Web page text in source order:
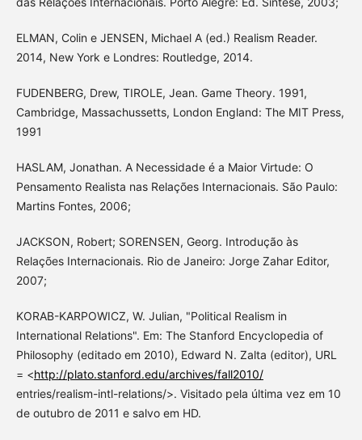
ELMAN, Colin e JENSEN, Michael A (ed.) Realism Reader.
2014, New York e Londres: Routledge, 2014.
FUDENBERG, Drew, TIROLE, Jean. Game Theory. 1991,
Cambridge, Massachussetts, London England: The MIT Press,
1991
HASLAM, Jonathan. A Necessidade é a Maior Virtude: O
Pensamento Realista nas Relações Internacionais. São Paulo:
Martins Fontes, 2006;
JACKSON, Robert; SORENSEN, Georg. Introdução às
Relações Internacionais. Rio de Janeiro: Jorge Zahar Editor,
2007;
KORAB-KARPOWICZ, W. Julian, "Political Realism in
International Relations". Em: The Stanford Encyclopedia of
Philosophy (editado em 2010), Edward N. Zalta (editor), URL
= <http://plato.stanford.edu/archives/fall2010/
entries/realism-intl-relations/>. Visitado pela última vez em 10
de outubro de 2011 e salvo em HD.